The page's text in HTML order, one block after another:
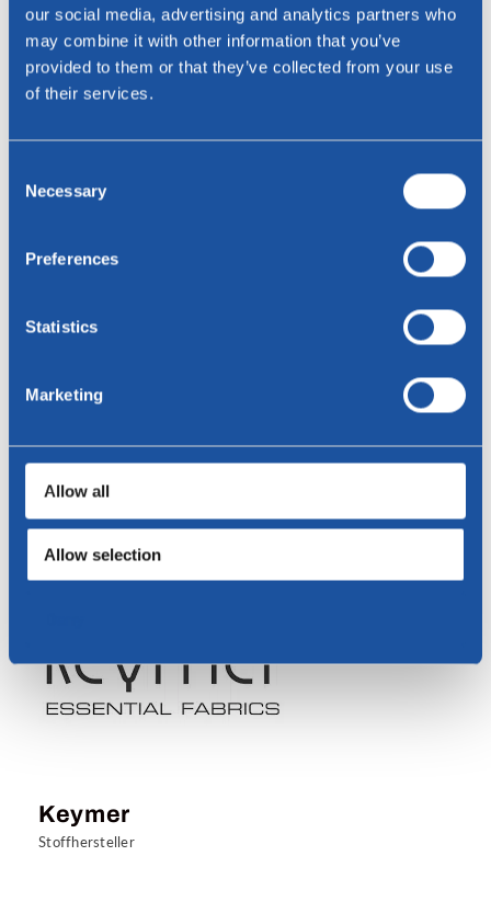
our social media, advertising and analytics partners who
may combine it with other information that you’ve
provided to them or that they’ve collected from your use
of their services.
Selection
Necessary
Preferences
Statistics
Marketing
Allow all
Allow selection
Textaafoam
Stoffhersteller
Stoffhersteller
Keymer
Stoffhersteller